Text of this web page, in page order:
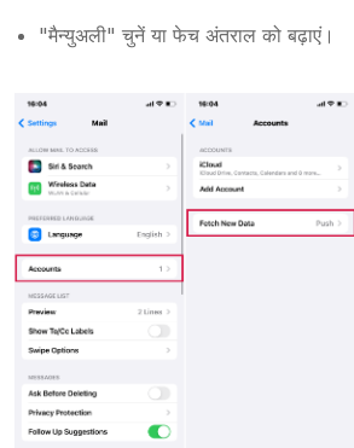
"मैन्युअली" चुनें या फेच अंतराल को बढ़ाएं।